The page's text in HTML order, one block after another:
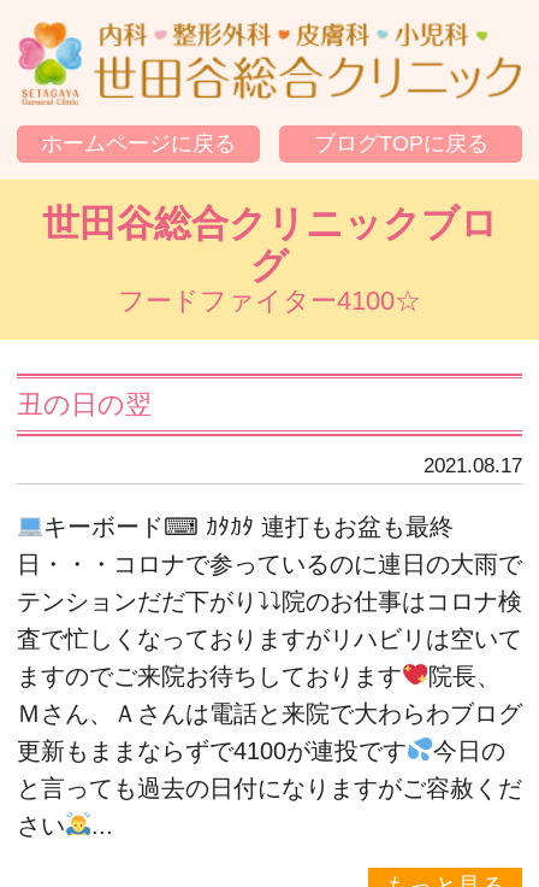
ホームページに戻る ブログTOPに戻る
世田谷総合クリニックブロ
グ
フードファイター4100☆
丑の日の翌
2021.08.17
キーボード⌨ ｶﾀｶﾀ 連打もお盆も最終
日・・・コロナで参っているのに連日の大雨で
テンションだだ下がり⤵⤵院のお仕事はコロナ検
査で忙しくなっておりますがリハビリは空いて
ますのでご来院お待ちしております
院長、
Ｍさん、Ａさんは電話と来院で大わらわブログ
更新もままならずで4100が連投です
今日の
と言っても過去の日付になりますがご容赦くだ
さい
...